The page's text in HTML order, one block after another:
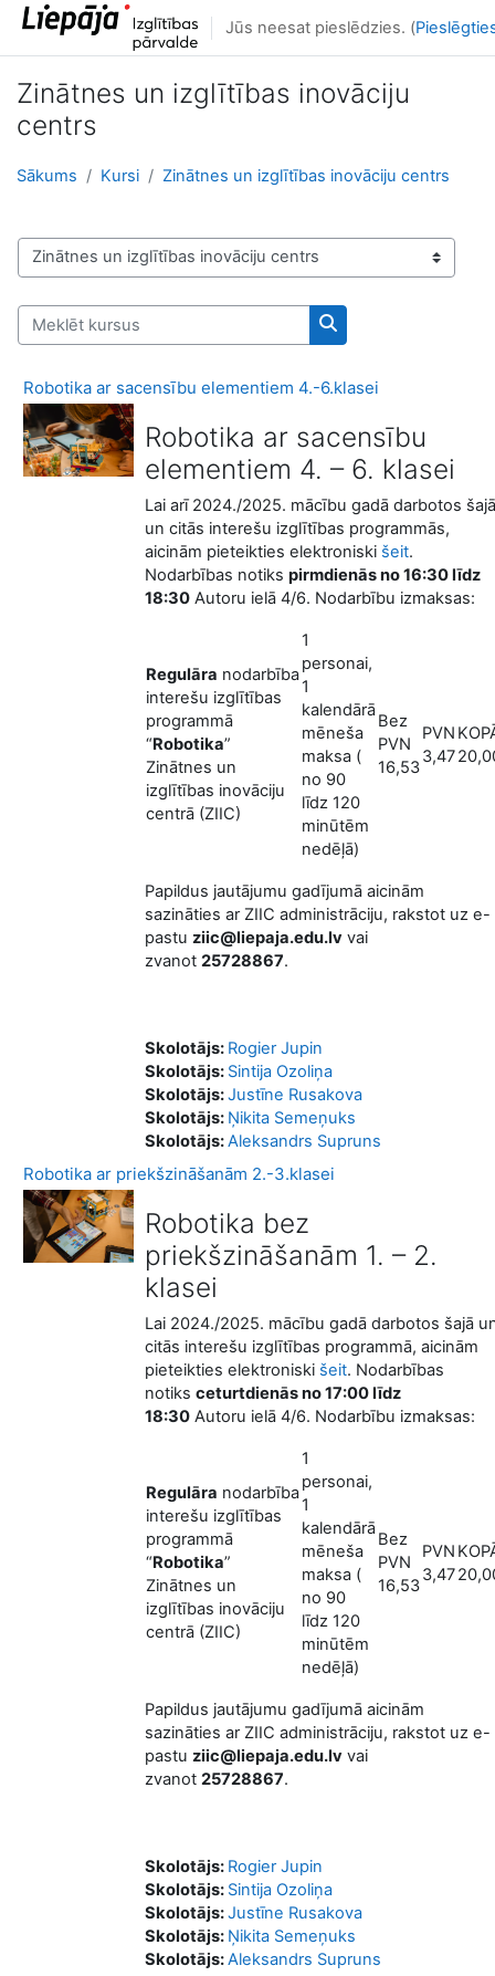
Atvērt galveno saturu
Jūs neesat pieslēdzies. (
Zinātnes un izglītības inovāciju
centrs
Sākums Kursi Zinātnes un izglītības inovāciju centrs
Kursu kategorijas
Meklēt kursus
Meklēt kursus
Robotika ar sacensību elementiem 4.-6.klasei
Robotika ar sacensību
elementiem 4. – 6. klasei
Lai arī 2024./2025. mācību gadā darbotos šajā
un citās interešu izglītības programmās,
aicinām pieteikties elektroniski šeit.
Nodarbības notiks pirmdienās no 16:30 līdz
18:30 Autoru ielā 4/6. Nodarbību izmaksas:
Regulāra nodarbība
interešu izglītības
programmā
“Robotika”
Zinātnes un
izglītības inovāciju
centrā (ZIIC)
1
personai,
1
kalendārā
mēneša
maksa (
no 90
līdz 120
minūtēm
nedēļā)
Bez
PVN
16,53
PVN
3,47
Papildus jautājumu gadījumā aicinām
sazināties ar ZIIC administrāciju, rakstot uz e-
pastu ziic@liepaja.edu.lv vai
zvanot 25728867.
Skolotājs: Rogier Jupin
Skolotājs: Sintija Ozoliņa
Skolotājs:Justīne Rusakova
Skolotājs: Ņikita Semeņuks
Skolotājs:Aleksandrs Supruns
Robotika ar priekšzināšanām 2.-3.klasei
Robotika bez
priekšzināšanām 1. – 2.
klasei
Lai 2024./2025. mācību gadā darbotos šajā
citās interešu izglītības programmā, aicinām
pieteikties elektroniski šeit. Nodarbības
notiks ceturtdienās no 17:00 līdz
18:30 Autoru ielā 4/6. Nodarbību izmaksas:
Regulāra nodarbība
interešu izglītības
programmā
“Robotika”
Zinātnes un
izglītības inovāciju
centrā (ZIIC)
1
personai,
1
kalendārā
mēneša
maksa (
no 90
līdz 120
minūtēm
nedēļā)
Bez
PVN
16,53
PVN
3,47
Papildus jautājumu gadījumā aicinām
sazināties ar ZIIC administrāciju, rakstot uz e-
pastu ziic@liepaja.edu.lv vai
zvanot 25728867.
Skolotājs: Rogier Jupin
Skolotājs: Sintija Ozoliņa
Skolotājs:Justīne Rusakova
Skolotājs: Ņikita Semeņuks
Skolotājs:Aleksandrs Supruns